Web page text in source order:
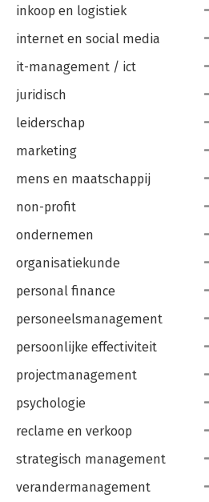
inkoop en logistiek
internet en social media
it-management / ict
juridisch
leiderschap
marketing
mens en maatschappij
non-profit
ondernemen
organisatiekunde
personal finance
personeelsmanagement
persoonlijke effectiviteit
projectmanagement
psychologie
reclame en verkoop
strategisch management
verandermanagement